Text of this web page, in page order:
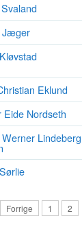
Jæger
Eklund
Eide Nordseth
Lindeberg
Forrige 1 2